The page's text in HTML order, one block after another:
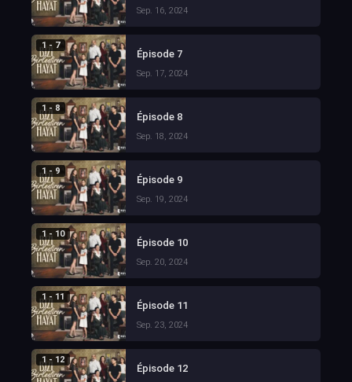
Sep. 16, 2024
1 - 7
Épisode 7
Sep. 17, 2024
1 - 8
Épisode 8
Sep. 18, 2024
1 - 9
Épisode 9
Sep. 19, 2024
1 - 10
Épisode 10
Sep. 20, 2024
1 - 11
Épisode 11
Sep. 23, 2024
1 - 12
Épisode 12